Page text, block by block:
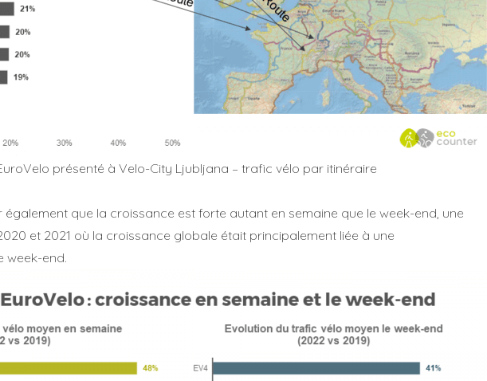
présenté à Velo-City Ljubljana – trafic vélo par itinéraire
également que la croissance est forte autant en semaine que le week-end, une
et 2021 où la croissance globale était principalement liée à une
week-end.